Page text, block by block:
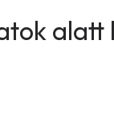
alatt